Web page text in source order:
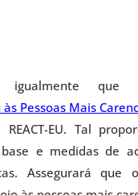
igualmente que
Pessoas Mais
EU. Tal
e medidas de
Assegurará